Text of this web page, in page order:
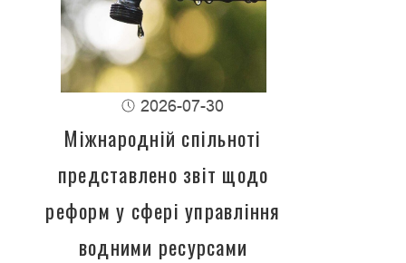
2026-07-30
Міжнародній спільноті
представлено звіт щодо
реформ у сфері управління
водними ресурсами